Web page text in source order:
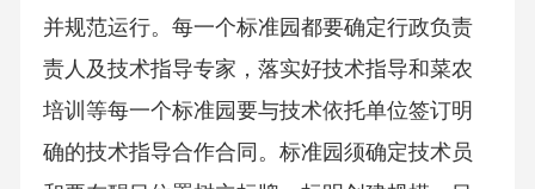
并规范运行。每一个标准园都要确定行政负责
责人及技术指导专家，落实好技术指导和菜农
培训等每一个标准园要与技术依托单位签订明
确的技术指导合作合同。标准园须确定技术员